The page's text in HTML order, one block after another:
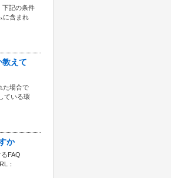
下記の条件
に含まれ
えて
た場合で
ている環
か
るFAQ
：